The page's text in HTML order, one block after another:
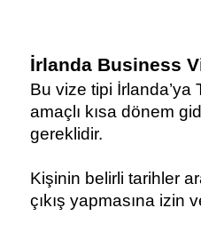
İrlanda Business
Bu vize tipi İrlanda’ya
amaçlı kısa dönem
gereklidir.
Kişinin belirli tarihler
çıkış yapmasına izin